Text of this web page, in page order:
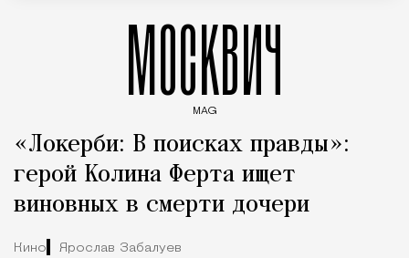
МОСКВИЧ
MAG
«Локерби: В поисках правды»:
герой Колина Ферта ищет
виновных в смерти дочери
Кино Ярослав Забалуев